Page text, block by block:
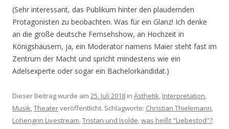
(Sehr interessant, das Publikum hinter den plaudernden
Protagonisten zu beobachten. Was für ein Glanz! Ich denke
an die große deutsche Fernsehshow, an Hochzeit in
Königshäusern, ja, ein Moderator namens Maier steht fast im
Zentrum der Macht und spricht mindestens wie ein
Adelsexperte oder sogar ein Bachelorkandidat.)
Dieser Beitrag wurde am 25. Juli 2018 in Ästhetik, Interpretation,
Musik,Theaterveröffentlicht. Schlagworte: Christian Thielemann,
Lohengrin Livestream,Tristan und Isolde,was heißt "Liebestod"?.